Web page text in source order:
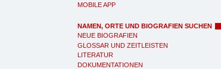
MOBILE APP
NAMEN, ORTE UND BIOGRAFIEN SUCHEN
NEUE BIOGRAFIEN
GLOSSAR UND ZEITLEISTEN
LITERATUR
DOKUMENTATIONEN